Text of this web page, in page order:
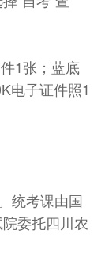
1张；蓝底
电子证件照1
统考课由国
委托四川农